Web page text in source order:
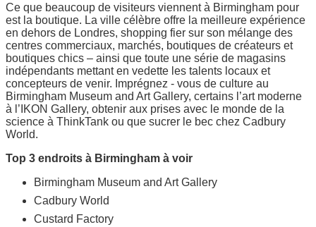
Ce que beaucoup de visiteurs viennent à Birmingham pour
est la boutique. La ville célèbre offre la meilleure expérience
en dehors de Londres, shopping fier sur son mélange des
centres commerciaux, marchés, boutiques de créateurs et
boutiques chics – ainsi que toute une série de magasins
indépendants mettant en vedette les talents locaux et
concepteurs de venir. Imprégnez - vous de culture au
Birmingham Museum and Art Gallery, certains l’art moderne
à l’IKON Gallery, obtenir aux prises avec le monde de la
science à ThinkTank ou que sucrer le bec chez Cadbury
World.
Top 3 endroits à Birmingham à voir
Birmingham Museum and Art Gallery
Cadbury World
Custard Factory